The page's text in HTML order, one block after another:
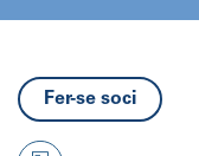
Fer-se soci